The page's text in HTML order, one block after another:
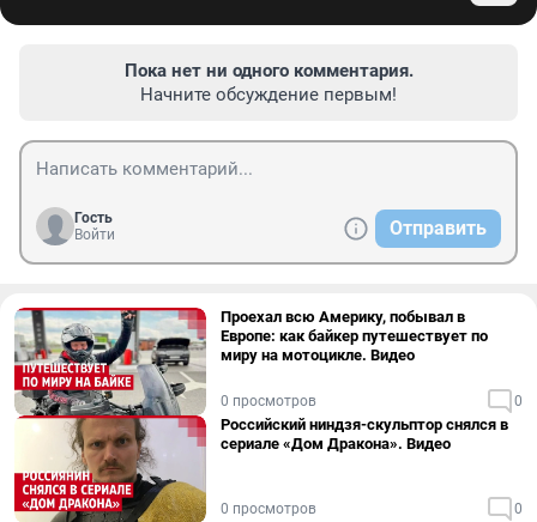
Пока нет ни одного комментария.
Начните обсуждение первым!
Гость
Войти
Отправить
Проехал всю Америку, побывал в
Европе: как байкер путешествует по
миру на мотоцикле. Видео
0 просмотров 0
Российский ниндзя-скульптор снялся в
сериале «Дом Дракона». Видео
0 просмотров 0